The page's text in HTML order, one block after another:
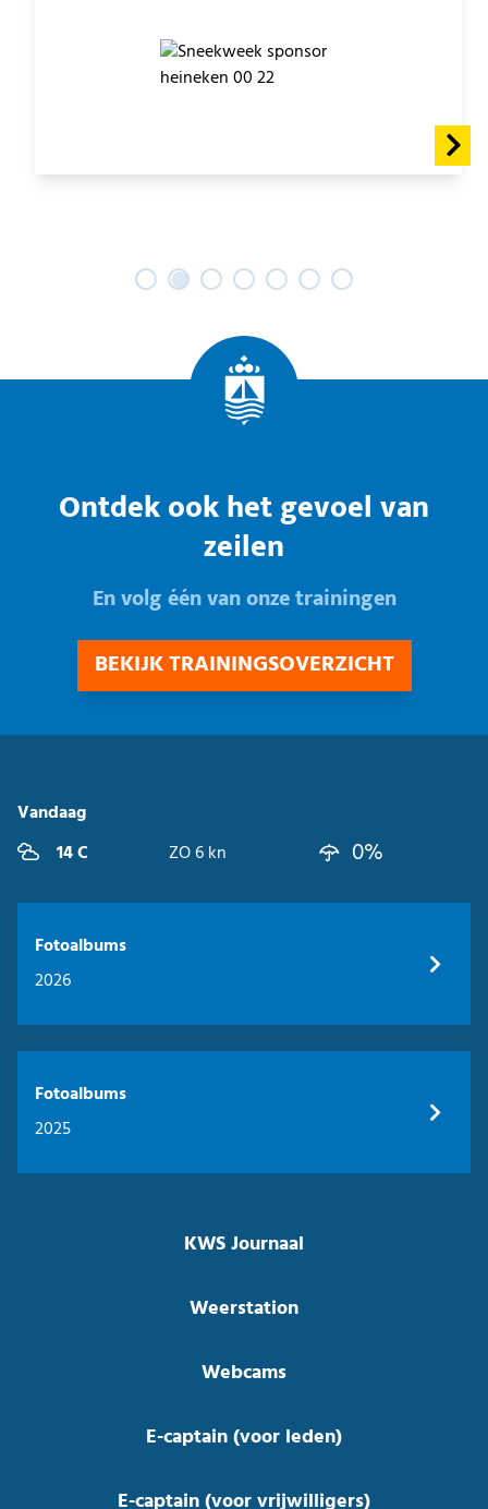
Ontdek ook het gevoel van
zeilen
En volg één van onze trainingen
BEKIJK TRAININGSOVERZICHT
Vandaag
14 C
ZO 6 kn 0%
Fotoalbums
2026
Fotoalbums
2025
KWS Journaal
Weerstation
Webcams
E-captain (voor leden)
E-captain (voor vrijwilligers)